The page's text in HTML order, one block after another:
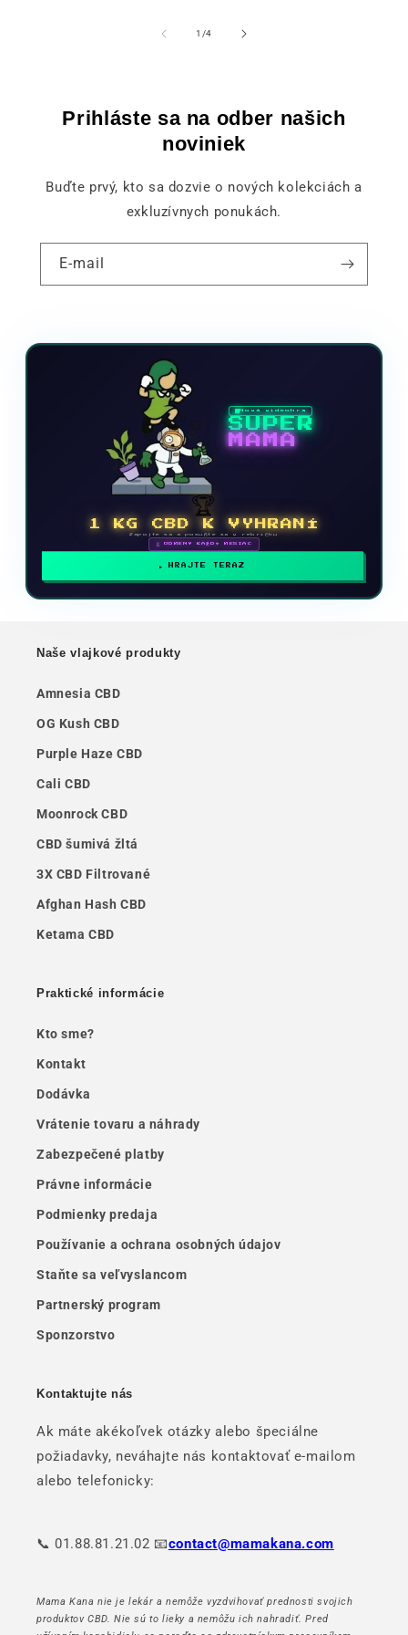
1 /z4
Prihláste sa na odber našich
noviniek
Buďte prvý, kto sa dozvie o nových kolekciách a
exkluzívnych ponukách.
E-mail
Nová videohra
SUPER
MAMA
🏆
1 KG CBD K VYHRANÍ
Zapojte sa a posuňte sa v rebríčku
🗓 ODMENY KAŽDÝ MESIAC
HRAJTE TERAZ
Naše vlajkové produkty
Amnesia CBD
OG Kush CBD
Purple Haze CBD
Cali CBD
Moonrock CBD
CBD šumivá žltá
3X CBD Filtrované
Afghan Hash CBD
Ketama CBD
Praktické informácie
Kto sme?
Kontakt
Dodávka
Vrátenie tovaru a náhrady
Zabezpečené platby
Právne informácie
Podmienky predaja
Používanie a ochrana osobných údajov
Staňte sa veľvyslancom
Partnerský program
Sponzorstvo
Kontaktujte nás
Ak máte akékoľvek otázky alebo špeciálne
požiadavky, neváhajte nás kontaktovať e-mailom
alebo telefonicky:
📞 01.88.81.21.02 📧contact@mamakana.com
Mama Kana nie je lekár a nemôže vyzdvihovať prednosti svojich
produktov CBD. Nie sú to lieky a nemôžu ich nahradiť. Pred